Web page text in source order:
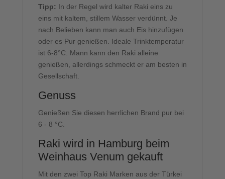
Tipp: In der Regel wird kalter Raki eins zu
eins mit kaltem, stillem Wasser verdünnt. Je
nach Belieben kann man auch Eis hinzufügen
oder es Pur genießen. Ideale Trinktemperatur
ist 6-8°C. Mann kann den Raki alleine
genießen, allerdings schmeckt er am besten in
Gesellschaft.
Genuss
Genießen Sie diesen herrlichen Brand pur bei
6 - 8 °C.
Raki wird in Hamburg beim
Weinhaus Venum gekauft
Mit den zwei Top Raki Marken aus der Türkei